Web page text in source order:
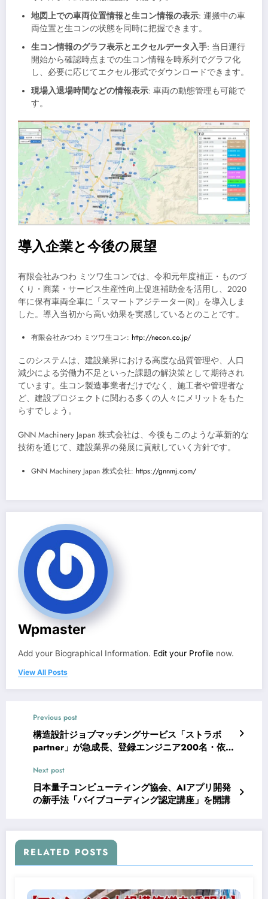
地図上での車両位置情報と生コン情報の表示: 運搬中の車
両位置と生コンの状態を同時に把握できます。
生コン情報のグラフ表示とエクセルデータ入手: 当日運行
開始から確認時点までの生コン情報を時系列でグラフ化
し、必要に応じてエクセル形式でダウンロードできます。
現場入退場時間などの情報表示: 車両の動態管理も可能で
す。
導入企業と今後の展望
有限会社みつわ ミツワ生コンでは、令和元年度補正・ものづ
くり・商業・サービス生産性向上促進補助金を活用し、2020
年に保有車両全車に「スマートアジテーター(R)」を導入しま
した。導入当初から高い効果を実感しているとのことです。
有限会社みつわ ミツワ生コン: http://necon.co.jp/
このシステムは、建設業界における高度な品質管理や、人口
減少による労働力不足といった課題の解決策として期待され
ています。生コン製造事業者だけでなく、施工者や管理者な
ど、建設プロジェクトに関わる多くの人々にメリットをもた
らすでしょう。
GNN Machinery Japan 株式会社は、今後もこのような革新的な
技術を通じて、建設業界の発展に貢献していく方針です。
GNN Machinery Japan 株式会社: https://gnnmj.com/
Wpmaster
Add your Biographical Information. Edit your Profile now.
View All Posts
Previous post
構造設計ジョブマッチングサービス「ストラボ
partner」が急成長、登録エンジニア200名・依頼
Next post
日本量子コンピューティング協会、AIアプリ開発
の新手法「バイブコーディング認定講座」を開講
RELATED POSTS